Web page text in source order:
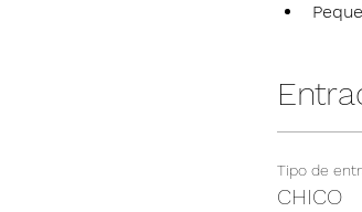
Tipo de
CHICO